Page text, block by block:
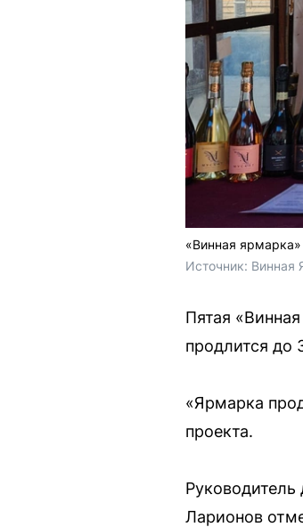
«Винная
Источник: Винная
Пятая
продлится до
«Ярмарка
проекта.
Ларионов